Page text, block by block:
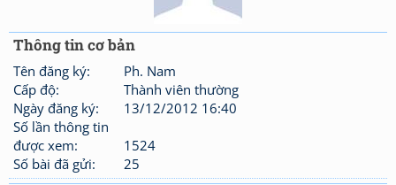
Thông tin cơ bản
Tên đăng ký:
Ph. Nam
Cấp độ:
Thành viên thường
Ngày đăng ký:
13/12/2012 16:40
Số lần thông tin
được xem:
1524
Số bài đã gửi:
25